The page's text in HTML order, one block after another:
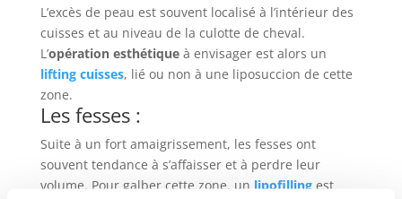
L’excès de peau est souvent localisé à l’intérieur des
cuisses et au niveau de la culotte de cheval.
L’opération esthétique à envisager est alors un
lifting cuisses, lié ou non à une liposuccion de cette
zone.
Les fesses :
Suite à un fort amaigrissement, les fesses ont
souvent tendance à s’affaisser et à perdre leur
volume. Pour galber cette zone, un lipofillingest